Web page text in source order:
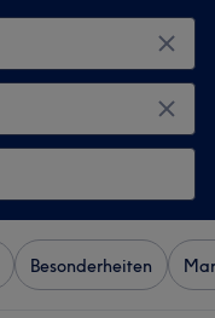
Besonderheiten